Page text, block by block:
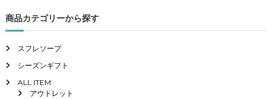
象
:
商品カテゴリーから探す
スフレソープ
シーズンギフト
ALL ITEM
アウトレット